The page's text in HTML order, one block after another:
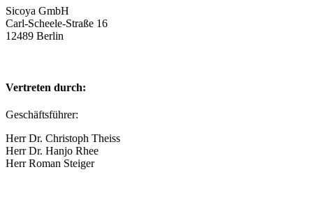
Sicoya GmbH
Carl-Scheele-Straße 16
12489 Berlin
Vertreten durch:
Geschäftsführer:
Herr Dr. Christoph Theiss
Herr Dr. Hanjo Rhee
Herr Roman Steiger